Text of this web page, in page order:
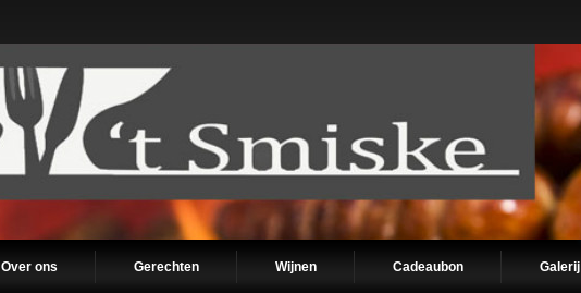
Over ons Gerechten Wijnen Cadeaubon Galerij